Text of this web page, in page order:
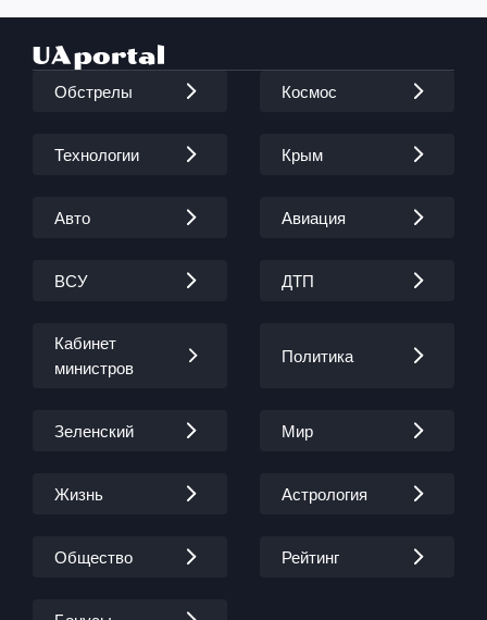
Обстрелы Космос
Технологии Крым
Авто Авиация
ВСУ ДТП
Кабинет
министров
Политика
Зеленский Мир
Жизнь Астрология
Общество Рейтинг